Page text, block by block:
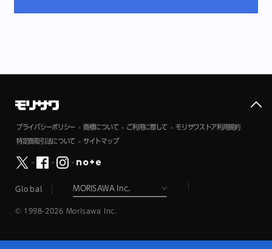
プライバシーポリシー 商標について ご利用に際して モリサワストア利用規約
特定商取引法について サイトマップ
Global
© 1998-2026 Morisawa Inc.